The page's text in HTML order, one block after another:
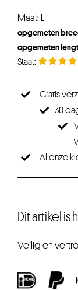
Maat: L
opgemeten
opgemeten
Gratis
30
Al onze
Dit artikel is
Veilig en